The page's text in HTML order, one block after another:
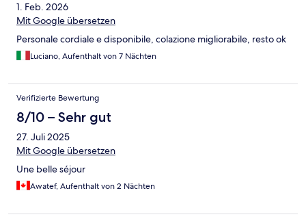
1. Feb. 2026
Mit Google übersetzen
Personale cordiale e disponibile, colazione migliorabile, resto ok
Luciano, Aufenthalt von 7 Nächten
Verifizierte Bewertung
8/10 – Sehr gut
27. Juli 2025
Mit Google übersetzen
Une belle séjour
Awatef, Aufenthalt von 2 Nächten